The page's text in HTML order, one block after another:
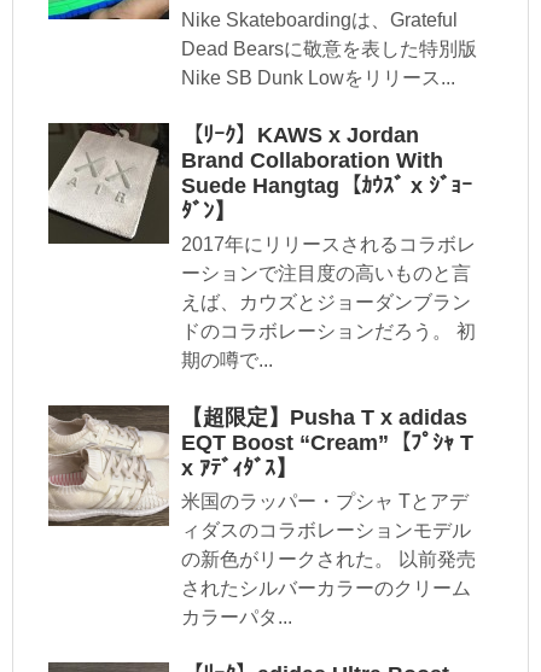
Nike Skateboardingは、Grateful
Dead Bearsに敬意を表した特別版
Nike SB Dunk Lowをリリース...
【ﾘｰｸ】KAWS x Jordan
Brand Collaboration With
Suede Hangtag【ｶｳｽﾞ x ｼﾞｮｰ
ﾀﾞﾝ】
2017年にリリースされるコラボレ
ーションで注目度の高いものと言
えば、カウズとジョーダンブラン
ドのコラボレーションだろう。 初
期の噂で...
【超限定】Pusha T x adidas
EQT Boost “Cream”【ﾌﾟｼｬ T
x ｱﾃﾞｨﾀﾞｽ】
米国のラッパー・プシャ Tとアデ
ィダスのコラボレーションモデル
の新色がリークされた。 以前発売
されたシルバーカラーのクリーム
カラーパタ...